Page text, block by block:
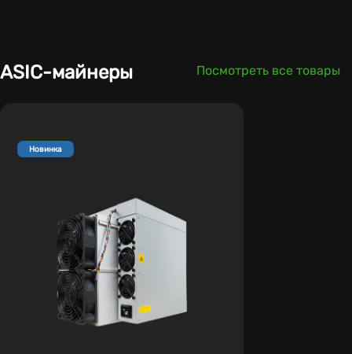
ASIC-майнеры Посмотреть все товары
Новинка